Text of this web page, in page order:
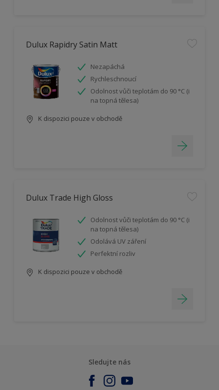
Dulux Rapidry Satin Matt
Nezapáchá
Rychleschnoucí
Odolnost vůči teplotám do 90 °C (i
na topná tělesa)
K dispozici pouze v obchodě
Dulux Trade High Gloss
Odolnost vůči teplotám do 90 °C (i
na topná tělesa)
Odolává UV záření
Perfektní rozliv
K dispozici pouze v obchodě
Sledujte nás